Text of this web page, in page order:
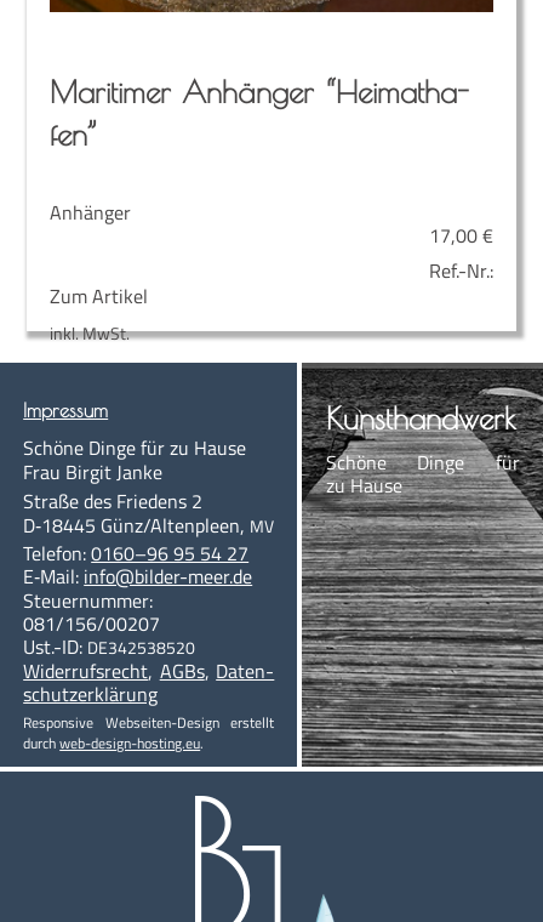
Mari­ti­mer Anhän­ger “Hei­mat­ha­
fen”
Anhänger
17,00€
Ref.-Nr.:
Zum Artikel
inkl. MwSt.
Impres­sum
Schö­ne Din­ge für zu Hause
Frau Bir­git Janke
Stra­ße des Frie­dens 2
D‑18445 Günz/Altenpleen, MV
Te­le­fon:0160–96 95 54 27
E‑Mail: info@bil­der-meer.de
Steu­er­num­mer:
081/156/00207
Ust.-ID: DE342538520
Wi­der­rufs­recht, AGBs, Da­ten­
schutzerklärung
Re­s­pon­sive Web­­sei­­ten-De­­sign er­stellt
durchweb-de­sign-hos­ting.eu.
Kunst­hand­werk
Schö­ne Din­ge für
zu Hause